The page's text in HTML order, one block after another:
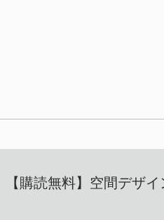
【購読無料】空間デザ